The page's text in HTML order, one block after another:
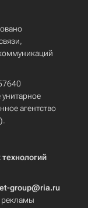
агентство
group@ria.ru
рекламы